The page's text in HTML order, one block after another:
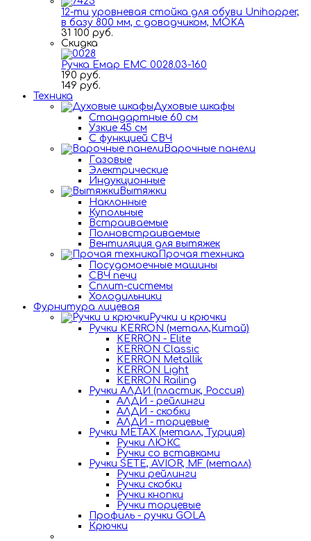
12-ти уровневая стойка для обуви Unihopper,
в базу 800 мм, с доводчиком, MOKA
31 100 руб.
Скидка
Ручка Емар ЕМС 0028.03-160
190 руб.
149 руб.
Техника
Духовые шкафы
Стандартные 60 см
Узкие 45 см
С функцией СВЧ
Варочные панели
Газовые
Электрические
Индукционные
Вытяжки
Наклонные
Купольные
Встраиваемые
Полновстраиваемые
Вентиляция для вытяжек
Прочая техника
Посудомоечные машины
СВЧ печи
Сплит-системы
Холодильники
Фурнитура лицевая
Ручки и крючки
Ручки KERRON (металл,Китай)
KERRON - Elite
KERRON Classic
KERRON Metallik
KERRON Light
KERRON Railing
Ручки АЛДИ (пластик, Россия)
АЛДИ - рейлинги
АЛДИ - скобки
АЛДИ - торцевые
Ручки METAX (металл, Турция)
Ручки ЛЮКС
Ручки со вставками
Ручки SETE, AVIOR, MF (металл)
Ручки рейлинги
Ручки скобки
Ручки кнопки
Ручки торцевые
Профиль - ручки GOLA
Крючки